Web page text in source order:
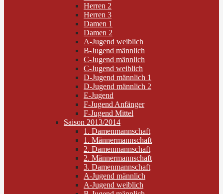
Herren 2
Herren 3
Damen 1
Damen 2
A-Jugend weiblich
B-Jugend männlich
C-Jugend männlich
C-Jugend weiblich
D-Jugend männlich 1
D-Jugend männlich 2
E-Jugend
F-Jugend Anfänger
F-Jugend Mittel
Saison 2013/2014
1. Damenmannschaft
1. Männermannschaft
2. Damenmannschaft
2. Männermannschaft
3. Damenmannschaft
A-Jugend männlich
A-Jugend weiblich